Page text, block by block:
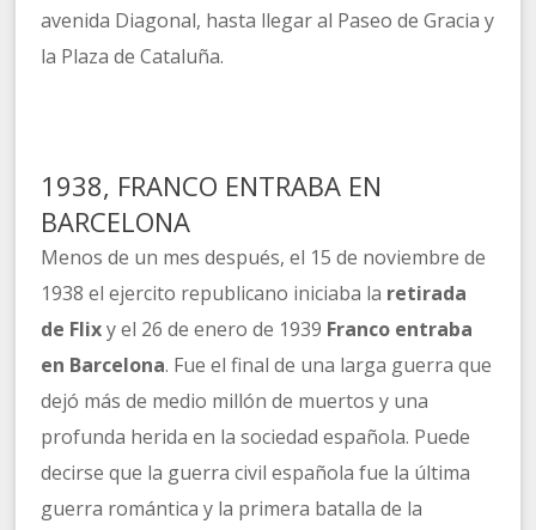
avenida Diagonal, hasta llegar al Paseo de Gracia y
la Plaza de Cataluña.
1938, FRANCO ENTRABA EN
BARCELONA
Menos de un mes después, el 15 de noviembre de
1938 el ejercito republicano iniciaba la retirada
de Flixy el 26 de enero de 1939 Franco entraba
en Barcelona. Fue el final de una larga guerra que
dejó más de medio millón de muertos y una
profunda herida en la sociedad española. Puede
decirse que la guerra civil española fue la última
guerra romántica y la primera batalla de la